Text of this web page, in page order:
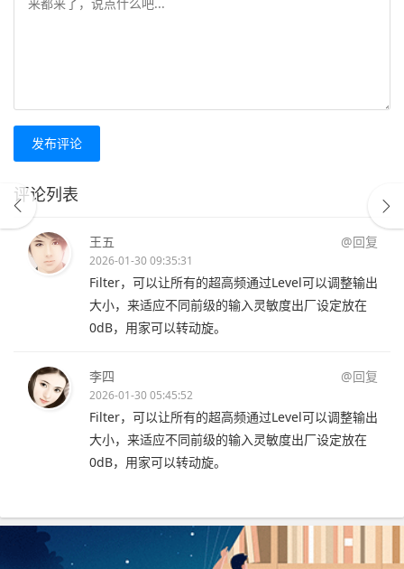
发布评论
评论列表
王五 @回复
2026-01-30 09:35:31
Filter，可以让所有的超高频通过Level可以调整输出
大小，来适应不同前级的输入灵敏度出厂设定放在
0dB，用家可以转动旋。
李四 @回复
2026-01-30 05:45:52
Filter，可以让所有的超高频通过Level可以调整输出
大小，来适应不同前级的输入灵敏度出厂设定放在
0dB，用家可以转动旋。